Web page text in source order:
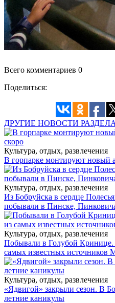
Всего комментариев 0
Поделиться:
ДРУГИЕ НОВОСТИ РАЗДЕЛА
Культура, отдых, развлечения
В горпарке монтируют новый
Культура, отдых, развлечения
Из Бобруйска в сердце
побывали в Пинске,
Культура, отдых, развлечения
Побывали в Голубой Кринице.
самых известных источников
Культура, отдых, развлечения
«Ядвигой» закрыли сезон. В
летние каникулы